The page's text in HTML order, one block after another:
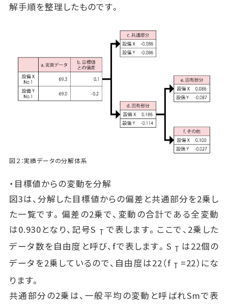
解手順を整理したものです。
図２：実績データの分解体系
・目標値からの変動を分解
図3は、分解した目標値からの偏差と共通部分を2乗し
た一覧です。偏差の2乗で、変動の合計である全変動
は0.930となり、記号S T で表します。ここで、2乗した
データ数を自由度と呼び、fで表します。S T は22個の
データを2乗しているので、自由度は22（f T =22）にな
ります。
共通部分の2乗は、一般平均の変動と呼ばれSmで表